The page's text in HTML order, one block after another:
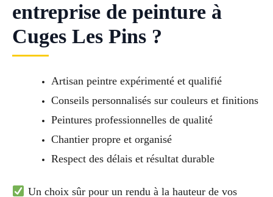
entreprise de peinture à
Cuges Les Pins ?
Artisan peintre expérimenté et qualifié
Conseils personnalisés sur couleurs et finitions
Peintures professionnelles de qualité
Chantier propre et organisé
Respect des délais et résultat durable
Un choix sûr pour un rendu à la hauteur de vos